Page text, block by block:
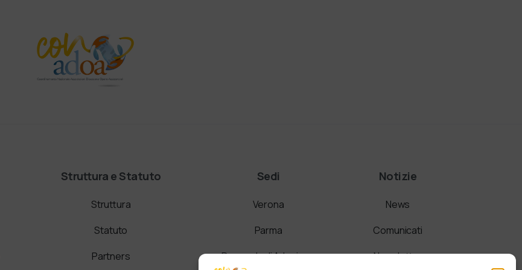
Struttura e Statuto
Struttura
Statuto
Partners
Sedi
Verona
Parma
Domanda di Adesione
Notizie
News
Comunicati
Newsletter